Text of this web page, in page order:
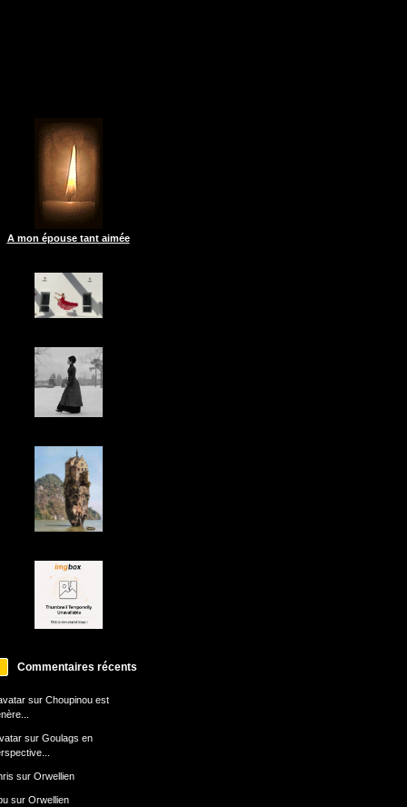
A mon épouse tant aimée
Commentaires récents
sur Choupinou est
sur Goulags en
sur Orwellien
sur Orwellien